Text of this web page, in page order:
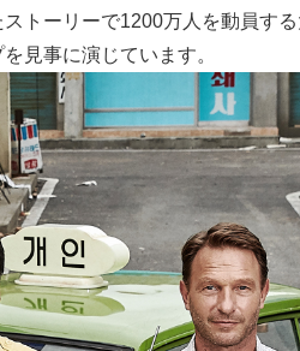
トーリーで1200万人を動員す
見事に演じています。